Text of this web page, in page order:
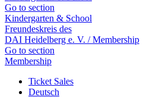
Go to section
Kindergarten & School
Freundeskreis des
DAI Heidelberg e. V. / Membership
Go to section
Membership
Ticket Sales
Deutsch